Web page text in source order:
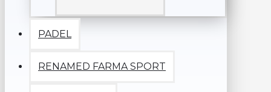
PADEL
RENAMED FARMA SPORT